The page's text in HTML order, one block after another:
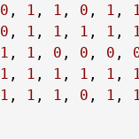
0 , 1 , 1 , 0 , 1 ,
0 , 1 , 1 , 1 , 1 ,
1 , 1 , 0 , 0 , 0 ,
1 , 1 , 1 , 1 , 1 ,
1 , 1 , 1 , 0 , 1 ,